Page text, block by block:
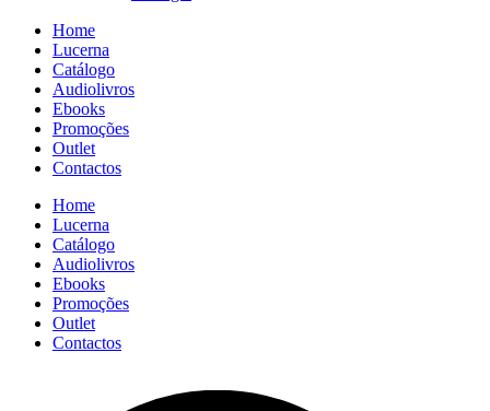
Home
Lucerna
Catálogo
Audiolivros
Ebooks
Promoções
Outlet
Contactos
Home
Lucerna
Catálogo
Audiolivros
Ebooks
Promoções
Outlet
Contactos